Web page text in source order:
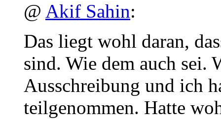
@ Akif Sahin:
Das liegt wohl daran,
sind. Wie dem auch sei.
Ausschreibung und ich
teilgenommen. Hatte